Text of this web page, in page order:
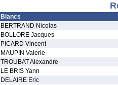
Blancs
BERTRAND Nicolas
BOLLORE Jacques
PICARD Vincent
MAUPIN Valerie
TROUBAT Alexandre
LE BRIS Yann
DELAIRE Eric